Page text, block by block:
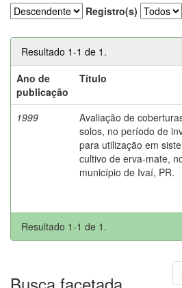
Registro(s)
Resultado 1-1 de 1.
Ano de
publicação
Título
1999
Avaliação de
solos, no período de
para utilização em
cultivo de erva-mate,
município de Ivaí, PR.
Resultado 1-1 de 1.